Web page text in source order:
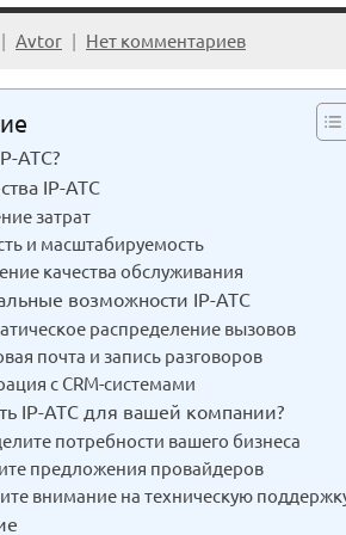
Avtor Нет комментариев
АТС?
IP-АТС
затрат
и масштабируемость
качества обслуживания
возможности IP-АТС
распределение вызовов
почта и запись разговоров
с CRM-системами
IP-АТС для вашей компании?
потребности вашего бизнеса
предложения провайдеров
внимание на техническую